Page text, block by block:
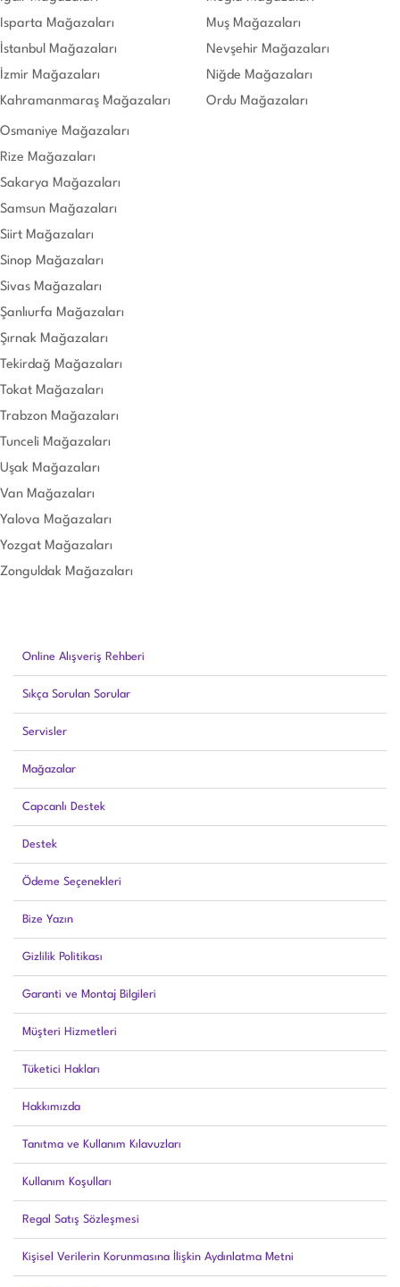
Online Alışveriş Rehberi
Sıkça Sorulan Sorular
Servisler
Mağazalar
Capcanlı Destek
Destek
Ödeme Seçenekleri
Bize Yazın
Gizlilik Politikası
Garanti ve Montaj Bilgileri
Müşteri Hizmetleri
Tüketici Hakları
Hakkımızda
Tanıtma ve Kullanım Kılavuzları
Kullanım Koşulları
Regal Satış Sözleşmesi
Kişisel Verilerin Korunmasına İlişkin Aydınlatma Metni
Isparta Mağazaları
İstanbul Mağazaları
İzmir Mağazaları
Kahramanmaraş Mağazaları
Muş Mağazaları
Nevşehir Mağazaları
Niğde Mağazaları
Ordu Mağazaları
Osmaniye Mağazaları
Rize Mağazaları
Sakarya Mağazaları
Samsun Mağazaları
Siirt Mağazaları
Sinop Mağazaları
Sivas Mağazaları
Şanlıurfa Mağazaları
Şırnak Mağazaları
Tekirdağ Mağazaları
Tokat Mağazaları
Trabzon Mağazaları
Tunceli Mağazaları
Uşak Mağazaları
Van Mağazaları
Yalova Mağazaları
Yozgat Mağazaları
Zonguldak Mağazaları